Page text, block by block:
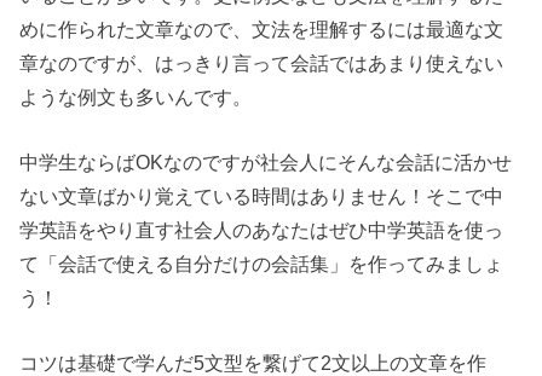
めに作られた文章なので、文法を理解するには最適な文
章なのですが、はっきり言って会話ではあまり使えない
ような例文も多いんです。
中学生ならばOKなのですが社会人にそんな会話に活かせ
ない文章ばかり覚えている時間はありません！そこで中
学英語をやり直す社会人のあなたはぜひ中学英語を使っ
て「会話で使える自分だけの会話集」を作ってみましょ
う！
コツは基礎で学んだ5文型を繋げて2文以上の文章を作